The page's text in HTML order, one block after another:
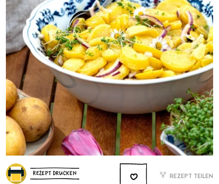
REZEPT DRUCKEN REZEPT TEILEN